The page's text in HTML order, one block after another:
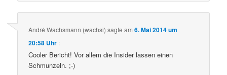
André Wachsmann (wachsi) sagte am6. Mai 2014 um
20:58 Uhr :
Cooler Bericht! Vor allem die Insider lassen einen
Schmunzeln. ;-)